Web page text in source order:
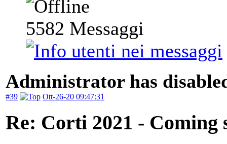
5582 Messaggi
Administrator has
#39 Ott-26-20 09:47:31
Re: Corti 2021 - Coming